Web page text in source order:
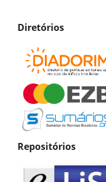
Diretórios
Repositórios